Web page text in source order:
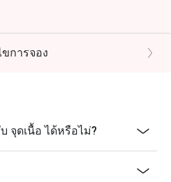
การจอง
จุดเนื้อ ได้หรือไม่?